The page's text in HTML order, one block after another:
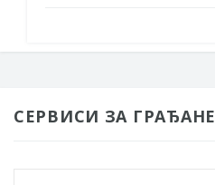
СЕРВИСИ ЗА ГРАЂАНЕ